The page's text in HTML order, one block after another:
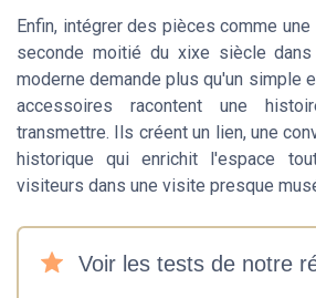
Enfin, intégrer des pièces comme une
seconde moitié du xixe siècle
moderne demande plus qu'un simple
accessoires racontent une
transmettre. Ils créent un lien, une
historique qui enrichit l'espace
visiteurs dans une visite presque
Voir les tests de notre